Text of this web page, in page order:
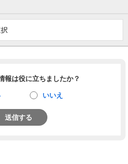
報は役に立ちましたか？
いいえ
送信する